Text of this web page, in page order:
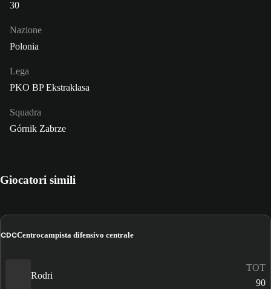
30
Nazione
Polonia
Lega
PKO BP Ekstraklasa
Squadra
Górnik Zabrze
Giocatori simili
CDCCentrocampista difensivo centrale
Rodri
TOT
90